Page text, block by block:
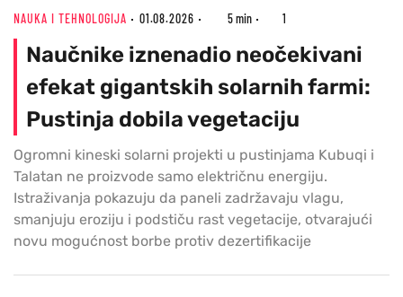
NAUKA I TEHNOLOGIJA 01.08.2026 5 min 1
Naučnike iznenadio neočekivani
efekat gigantskih solarnih farmi:
Pustinja dobila vegetaciju
Ogromni kineski solarni projekti u pustinjama Kubuqi i
Talatan ne proizvode samo električnu energiju.
Istraživanja pokazuju da paneli zadržavaju vlagu,
smanjuju eroziju i podstiču rast vegetacije, otvarajući
novu mogućnost borbe protiv dezertifikacije